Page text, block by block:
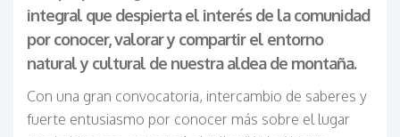
integral que despierta el interés de la comunidad
por conocer, valorar y compartir el entorno
natural y cultural de nuestra aldea de montaña.
Con una gran convocatoria, intercambio de saberes y
fuerte entusiasmo por conocer más sobre el lugar